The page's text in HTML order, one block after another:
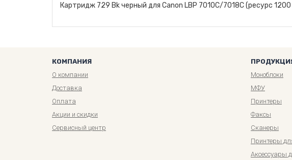
Картридж 729 Bk черный для Canon LBP 7010C/7018C (ресурс
КОМПАНИЯ
О компании
Доставка
Оплата
Акции и скидки
Сервисный центр
Моноблоки
МФУ
Принтеры
Факсы
Сканеры
Принтеры
Аксессуары